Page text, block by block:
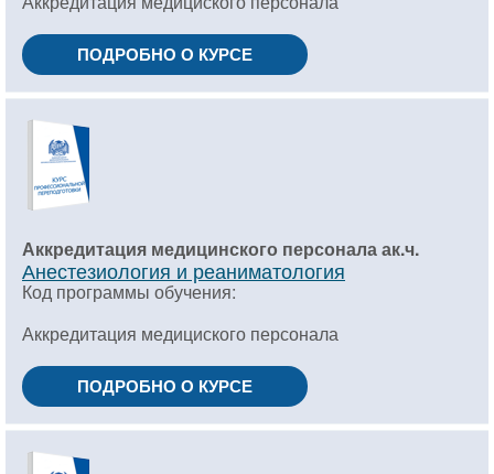
ПОДРОБНО О КУРСЕ
Аккредитация медицинского персонала ак.ч.
Анестезиология и реаниматология
Код программы обучения:
Аккредитация медициского персонала
ПОДРОБНО О КУРСЕ